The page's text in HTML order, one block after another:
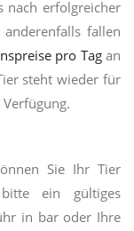
nach erfolgreicher
fallen
pro Tagan
steht wieder für
Sie Ihr Tier
ein gültiges
in bar oder Ihre